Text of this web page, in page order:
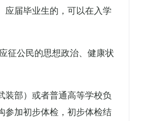
应届毕业生的，可以在入学
征公民的思想政治、健康状
装部）或者普通高等学校负
参加初步体检，初步体检结